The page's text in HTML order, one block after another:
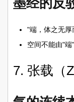
"端，体之无
空间不能由"
7. 张载（